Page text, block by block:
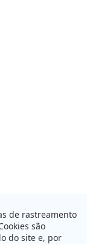
de rastreamento
são
do site e, por